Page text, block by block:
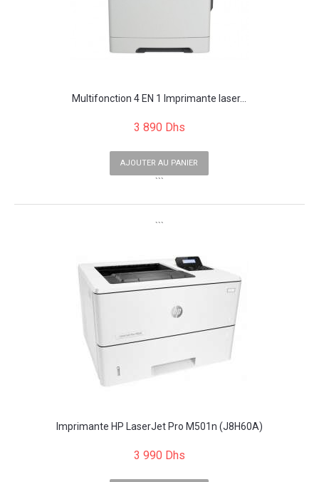
Multifonction 4 EN 1 Imprimante laser...
3 890 Dhs
AJOUTER AU PANIER
```
```
Imprimante HP LaserJet Pro M501n (J8H60A)
3 990 Dhs